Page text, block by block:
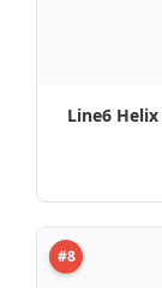
Line6
#8